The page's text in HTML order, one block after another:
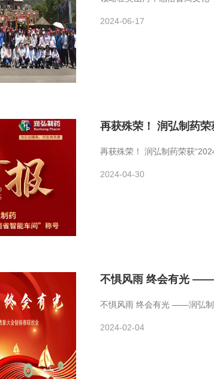
2024-06-17
再获殊荣！ 润弘制药
再获殊荣！ 润弘制药荣获
2024-04-30
不惧风雨 终会有光 ——
不惧风雨 终会有光 ——润弘制
2024-02-04